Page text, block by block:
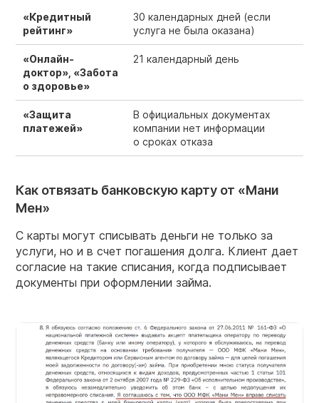
«Кредитный
рейтинг»
30 календарных дней (если
услуга не была оказана)
«Онлайн-
доктор», «Забота
о здоровье»
21 календарный день
«Защита
платежей»
В официальных документах
компании нет информации
о сроках отказа
Как отвязать банковскую карту от «Мани
Мен»
С карты могут списывать деньги не только за
услуги, но и в счет погашения долга. Клиент дает
согласие на такие списания, когда подписывает
документы при оформлении займа.